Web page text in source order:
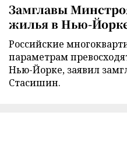
Замглавы
жилья в Нью-
Российские
параметрам
Нью-Йорке, заявил
Стасишин.